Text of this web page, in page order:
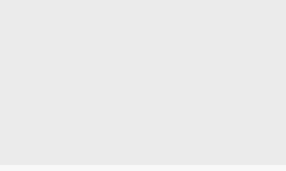
saat memegang rangkaian tester
sambungan daya resistor saat